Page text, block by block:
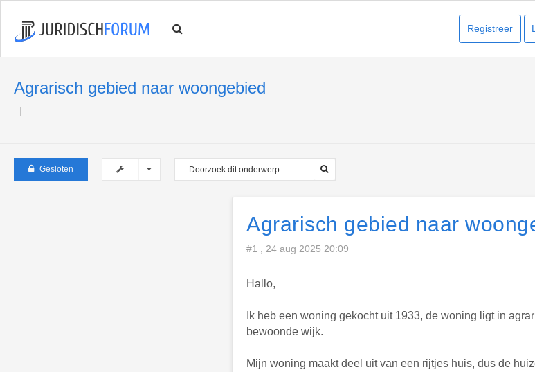
Registreer
Agrarisch gebied naar woongebied
Gesloten
Agrarisch gebied naar
#1 , 24 aug 2025 20:09
Hallo,
Ik heb een woning gekocht uit 1933, de woning ligt in
bewoonde wijk.
Mijn woning maakt deel uit van een rijtjes huis, dus de